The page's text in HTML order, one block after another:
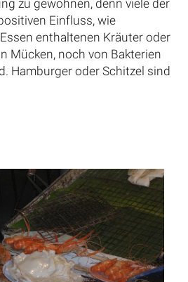
zu gewöhnen, denn viele der
Einfluss, wie
enthaltenen Kräuter oder
Mücken, noch von Bakterien
Hamburger oder Schitzel sind